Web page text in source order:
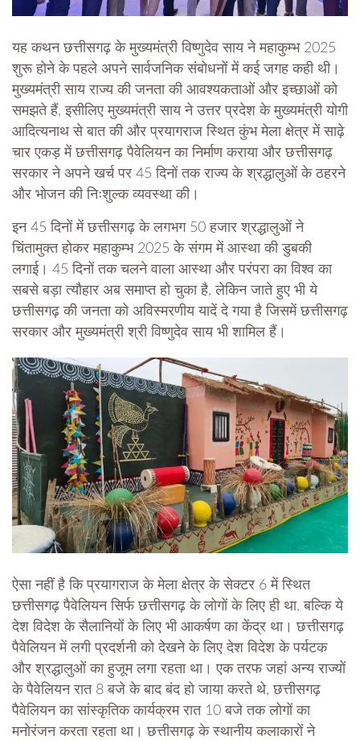
यह कथन छत्तीसगढ़ के मुख्यमंत्री विष्णुदेव साय ने महाकुम्भ 2025
शुरू होने के पहले अपने सार्वजनिक संबोधनों में कई जगह कही थी।
मुख्यमंत्री साय राज्य की जनता की आवश्यकताओं और इच्छाओं को
समझते हैं, इसीलिए मुख्यमंत्री साय ने उत्तर प्रदेश के मुख्यमंत्री योगी
आदित्यनाथ से बात की और प्रयागराज स्थित कुंभ मेला क्षेत्र में साढ़े
चार एकड़ में छत्तीसगढ़ पैवेलियन का निर्माण कराया और छत्तीसगढ़
सरकार ने अपने खर्च पर 45 दिनों तक राज्य के श्रद्धालुओं के ठहरने
और भोजन की निःशुल्क व्यवस्था की।
इन 45 दिनों में छत्तीसगढ़ के लगभग 50 हजार श्रद्धालुओं ने
चिंतामुक्त होकर महाकुम्भ 2025 के संगम में आस्था की डुबकी
लगाई। 45 दिनों तक चलने वाला आस्था और परंपरा का विश्व का
सबसे बड़ा त्यौहार अब समाप्त हो चुका है, लेकिन जाते हुए भी ये
छत्तीसगढ़ की जनता को अविस्मरणीय यादें दे गया है जिसमें छत्तीसगढ़
सरकार और मुख्यमंत्री श्री विष्णुदेव साय भी शामिल हैं।
ऐसा नहीं है कि प्रयागराज के मेला क्षेत्र के सेक्टर 6 में स्थित
छत्तीसगढ़ पैवेलियन सिर्फ छत्तीसगढ़ के लोगों के लिए ही था, बल्कि ये
देश विदेश के सैलानियों के लिए भी आकर्षण का केंद्र था। छत्तीसगढ़
पैवेलियन में लगी प्रदर्शनी को देखने के लिए देश विदेश के पर्यटक
और श्रद्धालुओं का हुजूम लगा रहता था। एक तरफ जहां अन्य राज्यों
के पैवेलियन रात 8 बजे के बाद बंद हो जाया करते थे, छत्तीसगढ़
पैवेलियन का सांस्कृतिक कार्यक्रम रात 10 बजे तक लोगों का
मनोरंजन करता रहता था। छत्तीसगढ़ के स्थानीय कलाकारों ने